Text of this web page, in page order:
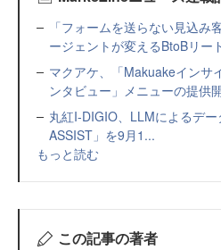
「フォームを送らない見込み
ージェントが変えるBtoBリー
マクアケ、「Makuakeインサ
ンタビュー」メニューの提供
丸紅I-DIGIO、LLMによるデ
ASSIST」を9月1...
もっと読む
この記事の著者